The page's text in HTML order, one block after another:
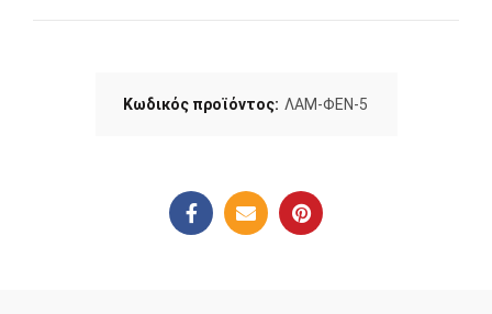
Κωδικός προϊόντος: ΛΑΜ-ΦΕΝ-5